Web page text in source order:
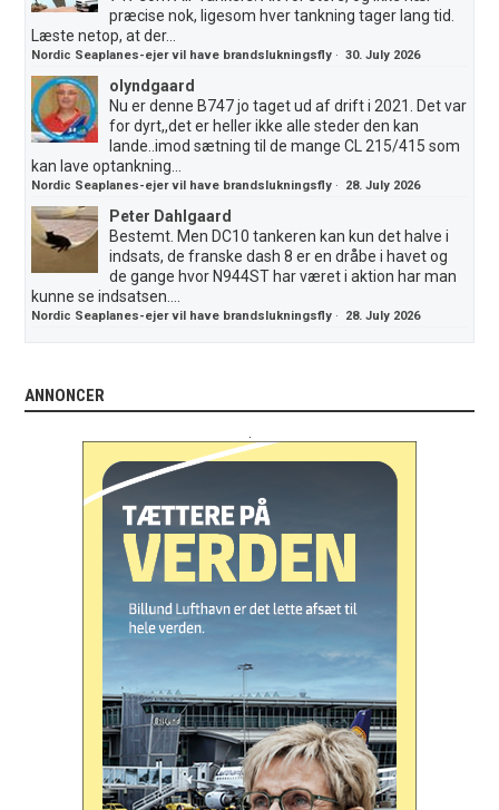
præcise nok, ligesom hver tankning tager lang tid.
Læste netop, at der...
Nordic Seaplanes-ejer vil have brandslukningsfly ·30. July 2026
olyndgaard
Nu er denne B747 jo taget ud af drift i 2021. Det var
for dyrt,,det er heller ikke alle steder den kan
lande..imod sætning til de mange CL 215/415 som
kan lave optankning...
Nordic Seaplanes-ejer vil have brandslukningsfly · 28. July 2026
Peter Dahlgaard
Bestemt. Men DC10 tankeren kan kun det halve i
indsats, de franske dash 8 er en dråbe i havet og
de gange hvor N944ST har været i aktion har man
kunne se indsatsen....
Nordic Seaplanes-ejer vil have brandslukningsfly · 28. July 2026
ANNONCER